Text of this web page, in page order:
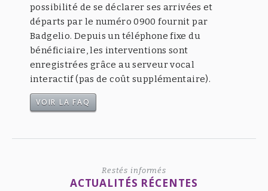
possibilité de se déclarer ses arrivées et
départs par le numéro 0900 fournit par
Badgelio. Depuis un téléphone fixe du
bénéficiaire, les interventions sont
enregistrées grâce au serveur vocal
interactif (pas de coût supplémentaire).
VOIR LA FAQ
Restés informés
ACTUALITÉS RÉCENTES